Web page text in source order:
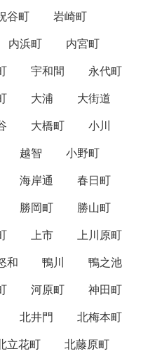
谷町
岩崎町
内浜町
内宮町
宇和間
永代町
大浦
大街道
大橋町
小川
越智
小野町
海岸通
春日町
勝岡町
勝山町
上市
上川原町
和 鴨川
鴨之池
河原町
神田町
北井門
北梅本町
立花町
北藤原町